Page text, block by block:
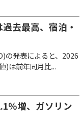
去最高、宿泊・
の発表によると、2026
)は前年同月比...
％増、ガソリン